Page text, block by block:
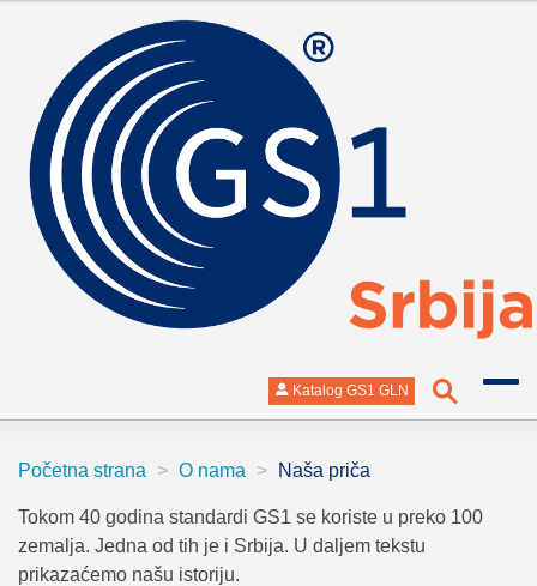
Katalog GS1 GLN
Početna strana O nama Naša priča
Tokom 40 godina standardi GS1 se koriste u preko 100
zemalja. Jedna od tih je i Srbija. U daljem tekstu
prikazaćemo našu istoriju.